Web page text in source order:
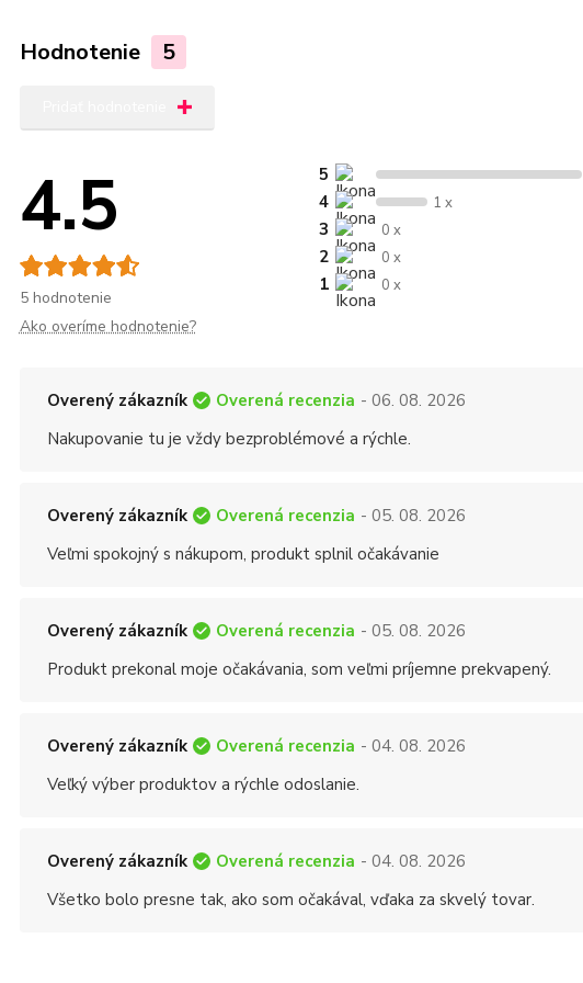
Hodnotenie 5
4.5
5 hodnotenie
5
4
1 x
3 0 x
2 0 x
1 0 x
Ako overíme hodnotenie?
Overený zákazník Overená recenzia - 06. 08. 2026
Nakupovanie tu je vždy bezproblémové a rýchle.
Overený zákazník Overená recenzia - 05. 08. 2026
Veľmi spokojný s nákupom, produkt splnil očakávanie
Overený zákazník Overená recenzia - 05. 08. 2026
Produkt prekonal moje očakávania, som veľmi príjemne prekvapený.
Overený zákazník Overená recenzia - 04. 08. 2026
Veľký výber produktov a rýchle odoslanie.
Overený zákazník Overená recenzia - 04. 08. 2026
Všetko bolo presne tak, ako som očakával, vďaka za skvelý tovar.